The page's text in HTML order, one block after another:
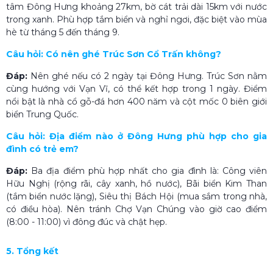
tâm Đông Hưng khoảng 27km, bờ cát trải dài 15km với nước
trong xanh. Phù hợp tắm biển và nghỉ ngơi, đặc biệt vào mùa
hè từ tháng 5 đến tháng 9.
Câu hỏi: Có nên ghé Trúc Sơn Cổ Trấn không?
Đáp: Nên ghé nếu có 2 ngày tại Đông Hưng. Trúc Sơn nằm
cùng hướng với Vạn Vĩ, có thể kết hợp trong 1 ngày. Điểm
nổi bật là nhà cổ gỗ-đá hơn 400 năm và cột mốc 0 biên giới
biển Trung Quốc.
Câu hỏi: Địa điểm nào ở Đông Hưng phù hợp cho gia
đình có trẻ em?
Đáp: Ba địa điểm phù hợp nhất cho gia đình là: Công viên
Hữu Nghị (rộng rãi, cây xanh, hồ nước), Bãi biển Kim Than
(tắm biển nước lặng), Siêu thị Bách Hội (mua sắm trong nhà,
có điều hòa). Nên tránh Chợ Vạn Chúng vào giờ cao điểm
(8:00 - 11:00) vì đông đúc và chật hẹp.
5. Tổng kết